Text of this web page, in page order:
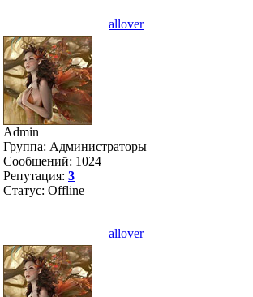
allover
Admin
Группа: Администраторы
Сообщений: 1024
Репутация: 3
Статус: Offline
allover